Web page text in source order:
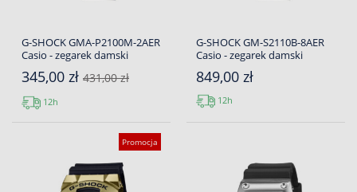
G-SHOCK GMA-P2100M-2AER
Casio - zegarek damski
345,00 zł 431,00 zł
12h
G-SHOCK GM-S2110B-8AER
Casio - zegarek damski
849,00 zł
12h
Promocja